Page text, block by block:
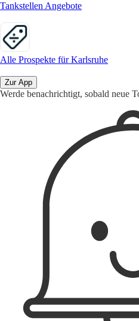
Tankstellen Angebote
Alle Prospekte für Karlsruhe
Zur App
Werde benachrichtigt, sobald neue